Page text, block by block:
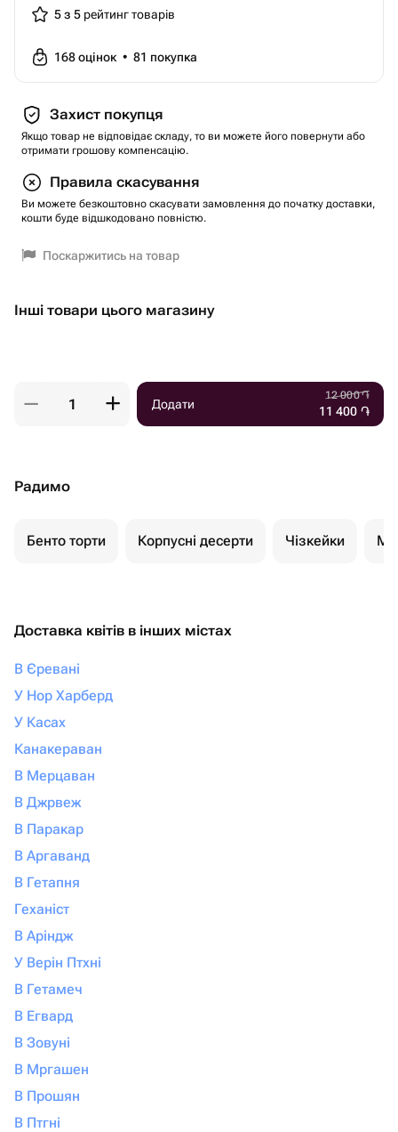
5 з 5 рейтинг товарів
168оцінок • 81 покупка
Захист покупця
Якщо товар не відповідає складу, то ви можете його повернути або
отримати грошову компенсацію.
Правила скасування
Ви можете безкоштовно скасувати замовлення до початку доставки,
кошти буде відшкодовано повністю.
Поскаржитись на товар
Інші товари цього магазину
Додати
12 000֏
11 400 ֏
Радимо
Бенто торти Корпусні десерти Чізкейки
Доставка квітів в інших містах
В Єревані
У Нор Харберд
У Касах
Канакераван
В Мерцаван
В Джрвеж
В Паракар
В Аргаванд
В Гетапня
Геханіст
В Аріндж
У Верін Птхні
В Гетамеч
В Егвард
В Зовуні
В Мргашен
В Прошян
В Птгні